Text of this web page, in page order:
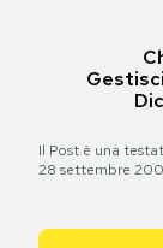
Il Post è una
28 settembre